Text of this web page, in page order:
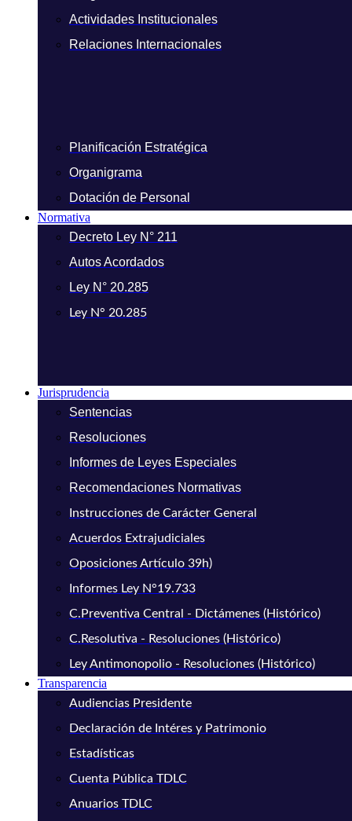
Actividades Institucionales
Relaciones Internacionales
Planificación Estratégica
Organigrama
Dotación de Personal
Normativa
Decreto Ley N° 211
Autos Acordados
Ley N° 20.285
Ley N° 20.285
Jurisprudencia
Sentencias
Resoluciones
Informes de Leyes Especiales
Recomendaciones Normativas
Instrucciones de Carácter General
Acuerdos Extrajudiciales
Oposiciones Artículo 39h)
Informes Ley N°19.733
C.Preventiva Central - Dictámenes (Histórico)
C.Resolutiva - Resoluciones (Histórico)
Ley Antimonopolio - Resoluciones (Histórico)
Transparencia
Audiencias Presidente
Declaración de Intéres y Patrimonio
Estadísticas
Cuenta Pública TDLC
Anuarios TDLC